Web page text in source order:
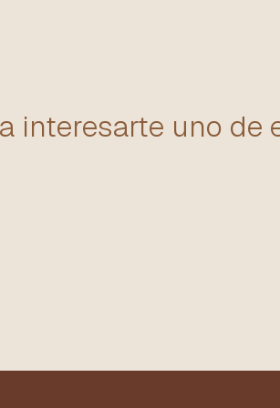
interesarte uno de